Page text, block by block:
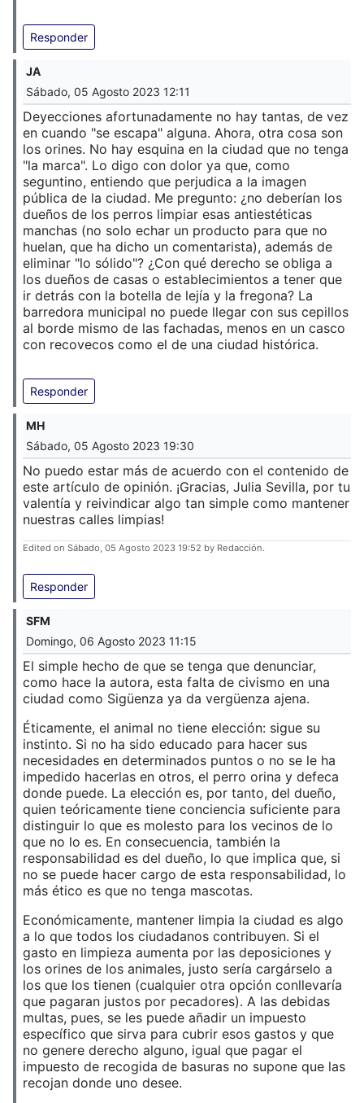
Responder
JA
Sábado, 05 Agosto 2023 12:11
Deyecciones afortunadamente no hay tantas, de vez
en cuando "se escapa" alguna. Ahora, otra cosa son
los orines. No hay esquina en la ciudad que no tenga
"la marca". Lo digo con dolor ya que, como
seguntino, entiendo que perjudica a la imagen
pública de la ciudad. Me pregunto: ¿no deberían los
dueños de los perros limpiar esas antiestéticas
manchas (no solo echar un producto para que no
huelan, que ha dicho un comentarista), además de
eliminar "lo sólido"? ¿Con qué derecho se obliga a
los dueños de casas o establecimientos a tener que
ir detrás con la botella de lejía y la fregona? La
barredora municipal no puede llegar con sus cepillos
al borde mismo de las fachadas, menos en un casco
con recovecos como el de una ciudad histórica.
Responder
MH
Sábado, 05 Agosto 2023 19:30
No puedo estar más de acuerdo con el contenido de
este artículo de opinión. ¡Gracias, Julia Sevilla, por tu
valentía y reivindicar algo tan simple como mantener
nuestras calles limpias!
Edited on Sábado, 05 Agosto 2023 19:52 by Redacción.
Responder
SFM
Domingo, 06 Agosto 2023 11:15
El simple hecho de que se tenga que denunciar,
como hace la autora, esta falta de civismo en una
ciudad como Sigüenza ya da vergüenza ajena.
Éticamente, el animal no tiene elección: sigue su
instinto. Si no ha sido educado para hacer sus
necesidades en determinados puntos o no se le ha
impedido hacerlas en otros, el perro orina y defeca
donde puede. La elección es, por tanto, del dueño,
quien teóricamente tiene conciencia suficiente para
distinguir lo que es molesto para los vecinos de lo
que no lo es. En consecuencia, también la
responsabilidad es del dueño, lo que implica que, si
no se puede hacer cargo de esta responsabilidad, lo
más ético es que no tenga mascotas.
Económicamente, mantener limpia la ciudad es algo
a lo que todos los ciudadanos contribuyen. Si el
gasto en limpieza aumenta por las deposiciones y
los orines de los animales, justo sería cargárselo a
los que los tienen (cualquier otra opción conllevaría
que pagaran justos por pecadores). A las debidas
multas, pues, se les puede añadir un impuesto
específico que sirva para cubrir esos gastos y que
no genere derecho alguno, igual que pagar el
impuesto de recogida de basuras no supone que las
recojan donde uno desee.